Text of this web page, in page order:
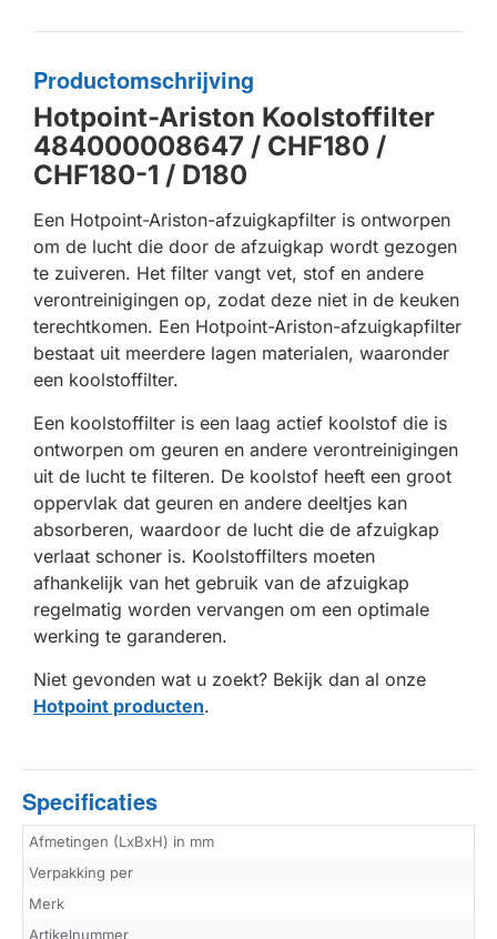
Productomschrijving
Hotpoint-Ariston Koolstoffilter
484000008647 / CHF180 /
CHF180-1 / D180
Een Hotpoint-Ariston-afzuigkapfilter is ontworpen
om de lucht die door de afzuigkap wordt gezogen
te zuiveren. Het filter vangt vet, stof en andere
verontreinigingen op, zodat deze niet in de keuken
terechtkomen. Een Hotpoint-Ariston-afzuigkapfilter
bestaat uit meerdere lagen materialen, waaronder
een koolstoffilter.
Een koolstoffilter is een laag actief koolstof die is
ontworpen om geuren en andere verontreinigingen
uit de lucht te filteren. De koolstof heeft een groot
oppervlak dat geuren en andere deeltjes kan
absorberen, waardoor de lucht die de afzuigkap
verlaat schoner is. Koolstoffilters moeten
afhankelijk van het gebruik van de afzuigkap
regelmatig worden vervangen om een optimale
werking te garanderen.
Niet gevonden wat u zoekt? Bekijk dan al onze
Hotpoint producten.
Specificaties
Afmetingen (LxBxH) in mm
Verpakking per
Merk
Artikelnummer